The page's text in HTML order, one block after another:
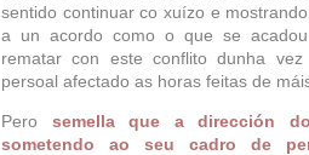
sentido continuar co xuízo e
a un acordo como o que se
rematar con este conflito dunha
persoal afectado as horas feitas de
Pero semella que a dirección
sometendo ao seu cadro de